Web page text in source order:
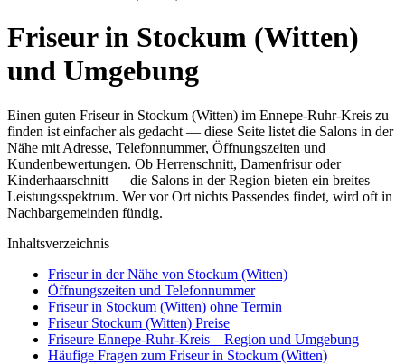
Friseur in Stockum (Witten)
und Umgebung
Einen guten Friseur in Stockum (Witten) im Ennepe-Ruhr-Kreis zu
finden ist einfacher als gedacht — diese Seite listet die Salons in der
Nähe mit Adresse, Telefonnummer, Öffnungszeiten und
Kundenbewertungen. Ob Herrenschnitt, Damenfrisur oder
Kinderhaarschnitt — die Salons in der Region bieten ein breites
Leistungsspektrum. Wer vor Ort nichts Passendes findet, wird oft in
Nachbargemeinden fündig.
Inhaltsverzeichnis
Friseur in der Nähe von Stockum (Witten)
Öffnungszeiten und Telefonnummer
Friseur in Stockum (Witten) ohne Termin
Friseur Stockum (Witten) Preise
Friseure Ennepe-Ruhr-Kreis – Region und Umgebung
Häufige Fragen zum Friseur in Stockum (Witten)